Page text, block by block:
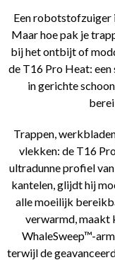
Een robotstofzuiger
Maar hoe pak je
bij het ontbijt of
de T16 Pro Heat:
in gerichte
Trappen,
vlekken: de T16
ultradunne profiel
kantelen, glijdt hij
alle moeilijk
verwarmd, maakt
WhaleSweep™-
terwijl de